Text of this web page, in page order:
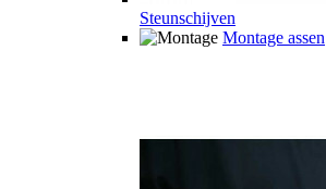
Steunschijven
Montage assen